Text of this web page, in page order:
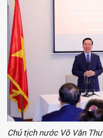
Chủ tịch nước Võ Văn